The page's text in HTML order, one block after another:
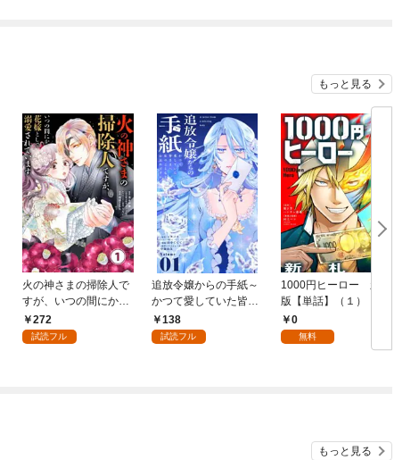
もっと見る
火の神さまの掃除人で
すが、いつの間にか花
嫁として溺愛されてい
ます【単話】（１）
272
試読フル
追放令嬢からの手紙～
かつて愛していた皆さ
まへ 私のことなどお忘
れですか？～【単話】
138
試読フル
1000円ヒーロー 新札
版【単話】（１）
0
無料
もっと見る